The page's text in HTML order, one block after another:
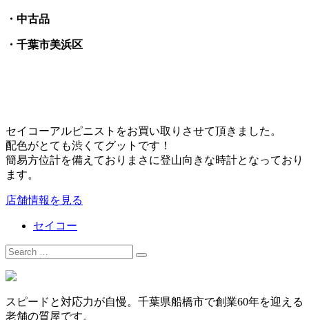
・中古品
・千葉市美浜区
セイコーアルピニストをお買い取りさせて頂きました。
配色がとても渋くてグットです！
簡易方位計を備えておりまさに登山向きな時計となっており
ます。
店舗情報を見る
セイコー
Search
for:
スピードと対応力が自慢。千葉県船橋市で創業60年を迎える
老舗の質屋です。